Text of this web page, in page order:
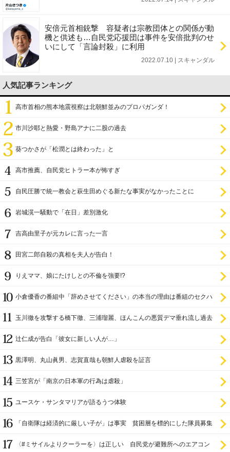
安倍元首相銃撃 容疑者は宗教団体との関係が動
機と供述も…自民党応援団は事件を安倍批判のせ
いにして「言論封殺」に利用
2022.07.10 | スキャンダル
人気記事ランキング
高市首相の熊本地震視察は北朝鮮並みのプロパガンダ！
市川沙耶と熱愛・野島アナに二股の過去
葵つかさが「松潤とは終わった」と
高市推薦、自民党ヒトラー本が怖すぎ
自民圧勝で統一教会と萩生田めぐる新たな事実がなかったことに
岩城滉一騒動で「在日」差別激化
吉高由里子が元カレに言った一言
田宮二郎自殺の真相を夫人が告白！
りえママ、娘にたけしとの不倫を強要!?
小倉優香の番組中「辞めさせてください」の本当の理由は番組のセクハ
玉川徹を攻撃する橋下徹、三浦瑠麗、ほんこんの悪質デマ垂れ流し過去
辻仁成が告白「彼女に新しい人が…」
黒澤明、丸山眞男、志賀直哉も朝鮮人虐殺を証言
三笠宮が「南京の日本軍の行為は虐殺」
ユースケ・サンタマリアが語るうつ体験
「自衛隊は経済的に厳しい子が」は事実 貧困層を標的にした隊員募集
〈#ミサイルよりクーラーを〉は正しい 自民党が避難所へのエアコン